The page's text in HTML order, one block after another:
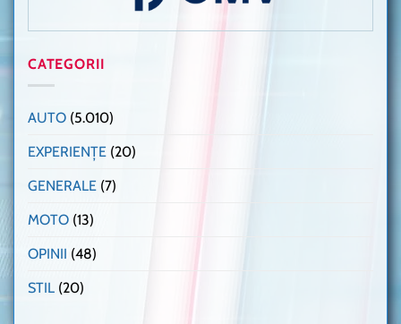
CATEGORII
AUTO (5.010)
EXPERIENȚE (20)
GENERALE (7)
MOTO (13)
OPINII (48)
STIL (20)